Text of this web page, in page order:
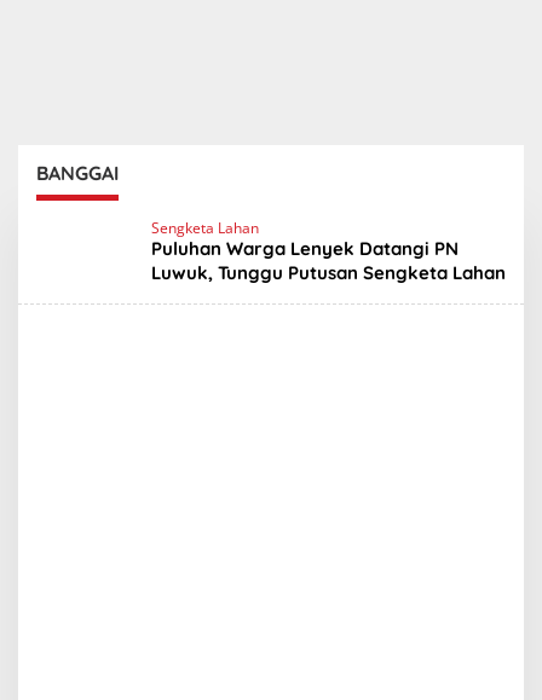
BANGGAI
Sengketa Lahan
Puluhan Warga Lenyek Datangi PN
Luwuk, Tunggu Putusan Sengketa Lahan